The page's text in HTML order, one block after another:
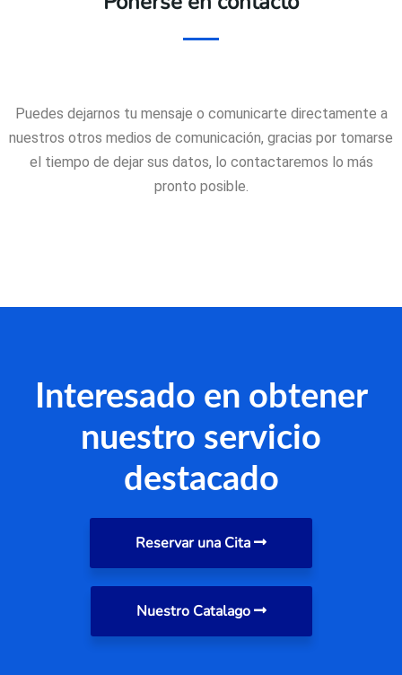
Puedes dejarnos tu mensaje o comunicarte directamente a
nuestros otros medios de comunicación, gracias por tomarse
el tiempo de dejar sus datos, lo contactaremos lo más
pronto posible.
Interesado en obtener
nuestro servicio
destacado
Reservar una Cita
Nuestro Catalago